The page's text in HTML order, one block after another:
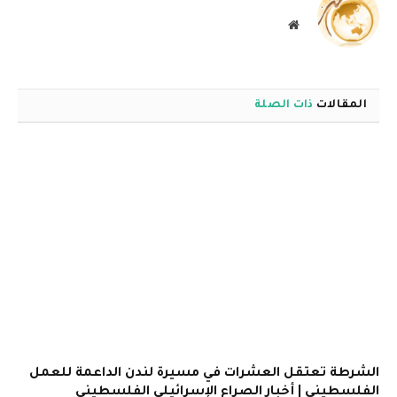
موقع
المقالات ذات الصلة
الشرطة تعتقل العشرات في مسيرة لندن الداعمة للعمل
الفلسطيني | أخبار الصراع الإسرائيلي الفلسطيني